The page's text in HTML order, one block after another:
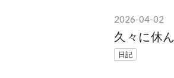
2026-04-02
久々に休
日記